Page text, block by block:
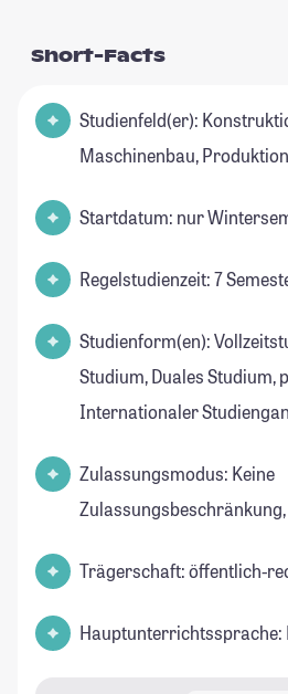
Short-Facts
Studienfeld(er):
Maschinenbau,
Startdatum: nur
Regelstudienzeit: 7
Studienform(en):
Studium, Duales Studium,
Internationaler
Zulassungsmodus: Keine
Zulassungsbeschränkung,
Trägerschaft: öffentlich-
Hauptunterrichtssprache: